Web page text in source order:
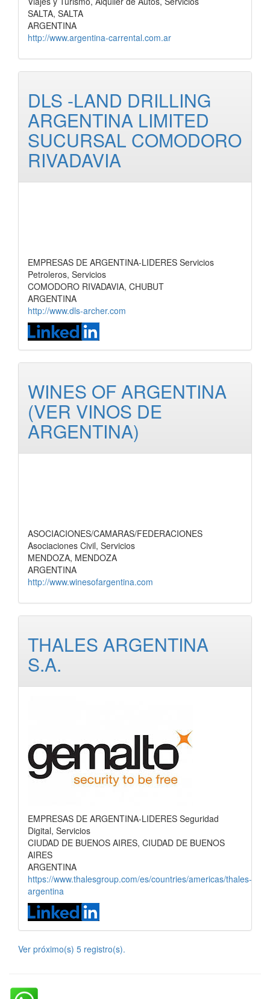
SALTA, SALTA
ARGENTINA
http://www.argentina-carrental.com.ar
DLS -LAND DRILLING
ARGENTINA LIMITED
SUCURSAL COMODORO
RIVADAVIA
EMPRESAS DE ARGENTINA-LIDERES Servicios
Petroleros, Servicios
COMODORO RIVADAVIA, CHUBUT
ARGENTINA
http://www.dls-archer.com
WINES OF ARGENTINA
(VER VINOS DE
ARGENTINA)
ASOCIACIONES/CAMARAS/FEDERACIONES
Asociaciones Civil, Servicios
MENDOZA, MENDOZA
ARGENTINA
http://www.winesofargentina.com
THALES ARGENTINA
S.A.
EMPRESAS DE ARGENTINA-LIDERES Seguridad
Digital, Servicios
CIUDAD DE BUENOS AIRES, CIUDAD DE BUENOS
AIRES
ARGENTINA
https://www.thalesgroup.com/es/countries/americas/thales-
argentina
Ver próximo(s) 5 registro(s).